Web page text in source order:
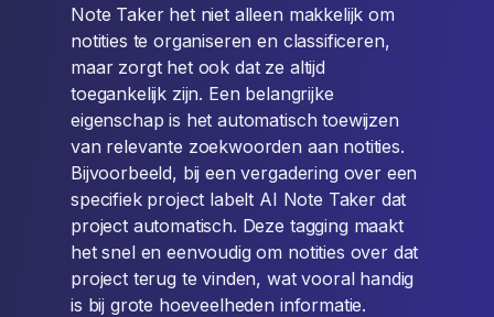
Note Taker het niet alleen makkelijk om
notities te organiseren en classificeren,
maar zorgt het ook dat ze altijd
toegankelijk zijn. Een belangrijke
eigenschap is het automatisch toewijzen
van relevante zoekwoorden aan notities.
Bijvoorbeeld, bij een vergadering over een
specifiek project labelt AI Note Taker dat
project automatisch. Deze tagging maakt
het snel en eenvoudig om notities over dat
project terug te vinden, wat vooral handig
is bij grote hoeveelheden informatie.